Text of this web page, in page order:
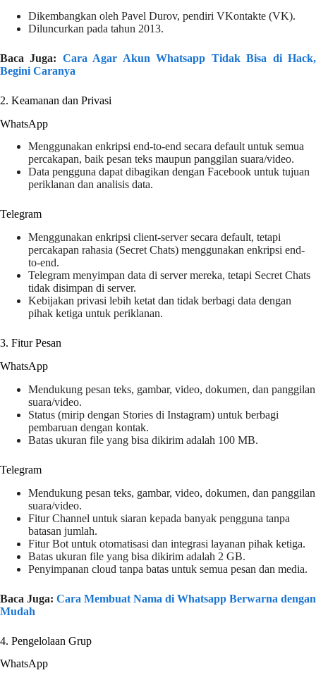
Dikembangkan oleh Pavel Durov, pendiri VKontakte (VK).
Diluncurkan pada tahun 2013.
Baca Juga: Cara Agar Akun Whatsapp Tidak Bisa di Hack,
Begini Caranya
2. Keamanan dan Privasi
WhatsApp
Menggunakan enkripsi end-to-end secara default untuk semua
percakapan, baik pesan teks maupun panggilan suara/video.
Data pengguna dapat dibagikan dengan Facebook untuk tujuan
periklanan dan analisis data.
Telegram
Menggunakan enkripsi client-server secara default, tetapi
percakapan rahasia (Secret Chats) menggunakan enkripsi end-
to-end.
Telegram menyimpan data di server mereka, tetapi Secret Chats
tidak disimpan di server.
Kebijakan privasi lebih ketat dan tidak berbagi data dengan
pihak ketiga untuk periklanan.
3. Fitur Pesan
WhatsApp
Mendukung pesan teks, gambar, video, dokumen, dan panggilan
suara/video.
Status (mirip dengan Stories di Instagram) untuk berbagi
pembaruan dengan kontak.
Batas ukuran file yang bisa dikirim adalah 100 MB.
Telegram
Mendukung pesan teks, gambar, video, dokumen, dan panggilan
suara/video.
Fitur Channel untuk siaran kepada banyak pengguna tanpa
batasan jumlah.
Fitur Bot untuk otomatisasi dan integrasi layanan pihak ketiga.
Batas ukuran file yang bisa dikirim adalah 2 GB.
Penyimpanan cloud tanpa batas untuk semua pesan dan media.
Baca Juga: Cara Membuat Nama di Whatsapp Berwarna dengan
Mudah
4. Pengelolaan Grup
WhatsApp